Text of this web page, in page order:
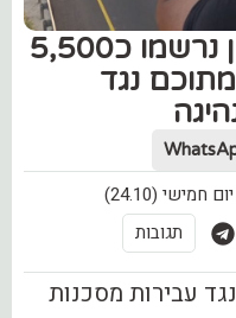
במהלך השבוע האחרון נרשמו כ5,500
דו"חות תנועה – 900 מתוכם נגד
תגובות
עבירות מסכנות